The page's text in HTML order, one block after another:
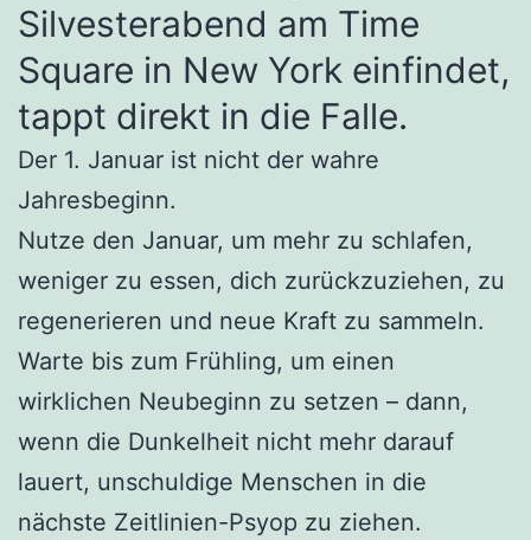
Silvesterabend am Time
Square in New York einfindet,
tappt direkt in die Falle.
Der 1. Januar ist nicht der wahre
Jahresbeginn.
Nutze den Januar, um mehr zu schlafen,
weniger zu essen, dich zurückzuziehen, zu
regenerieren und neue Kraft zu sammeln.
Warte bis zum Frühling, um einen
wirklichen Neubeginn zu setzen – dann,
wenn die Dunkelheit nicht mehr darauf
lauert, unschuldige Menschen in die
nächste Zeitlinien-Psyop zu ziehen.